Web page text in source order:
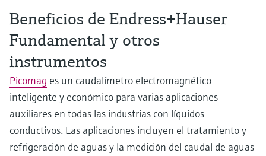
Beneficios de Endress+Hauser
Fundamental y otros
instrumentos
Picomag es un caudalímetro electromagnético
inteligente y económico para varias aplicaciones
auxiliares en todas las industrias con líquidos
conductivos. Las aplicaciones incluyen el tratamiento y
refrigeración de aguas y la medición del caudal de aguas